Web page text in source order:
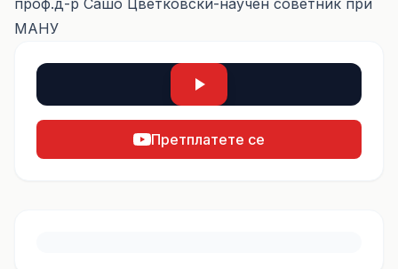
проф.д-р Сашо Цветковски-научен советник при
МАНУ
Претплатете се